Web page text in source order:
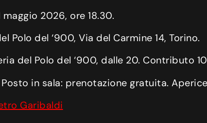
maggio 2026, ore 18.30.
Polo del ‘900, Via del Carmine 14, Torino.
del Polo del ‘900, dalle 20. Contributo
Posto in sala: prenotazione gratuita.
Garibaldi